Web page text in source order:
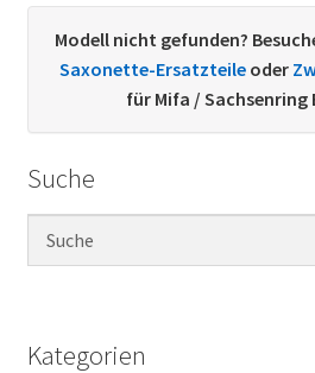
Datenschutzerklärung
Sachs Ersatzteile
Über uns
Modell nicht gefunden?
Saxonette-Ersatzteile oder
für Mifa / Sachsenring
Suche
Kategorien